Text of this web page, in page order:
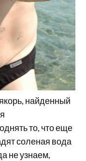
найденный
то, что еще
соленая вода
не узнаем,